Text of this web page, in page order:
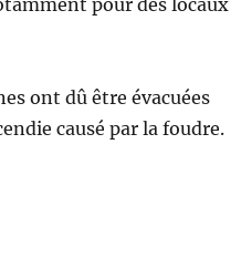
pour des locaux
ont dû être évacuées
causé par la foudre.